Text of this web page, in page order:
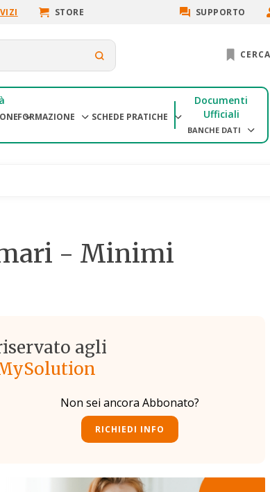
STORE SUPPORTO
FORMAZIONE SCHEDE PRATICHE
Documenti
Ufficiali
BANCHE DATI
- Minimi
agli
Non sei ancora Abbonato?
RICHIEDI INFO